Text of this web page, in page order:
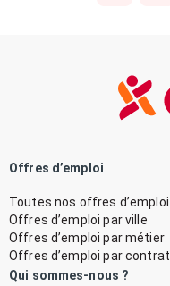
Offres d’emploi
Toutes nos offres d’emploi
Offres d’emploi par ville
Offres d’emploi par métier
Offres d’emploi par contrat
Qui sommes-nous ?